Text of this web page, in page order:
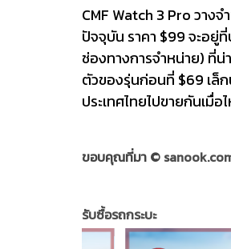
CMF Watch 3 Pro วาง
ปัจจุบัน ราคา $99 จะอยู่
ช่องทางการจำหน่าย) ที่น่
ตัวของรุ่นก่อนที่ $69 เล็
ประเทศไทยไปขายกันเมื่อ
ขอบคุณที่มา ©
รับซื้อรถกระบะ